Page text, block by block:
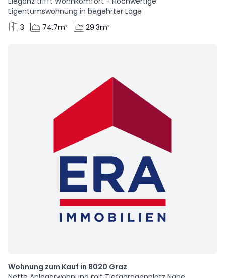
Eigentumswohnung in begehrter Lage
3
74.7m² 29.3m²
Wohnung zum Kauf in 8020 Graz